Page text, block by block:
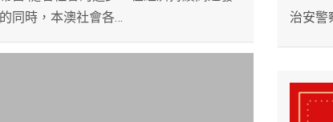
同時，本澳社會各…
治安警